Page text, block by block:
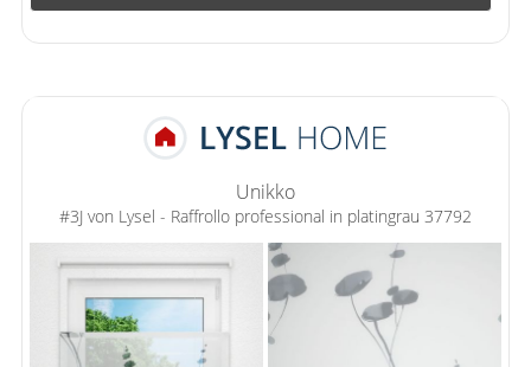
Unikko
#3J von Lysel - Raffrollo professional in platingrau 37792